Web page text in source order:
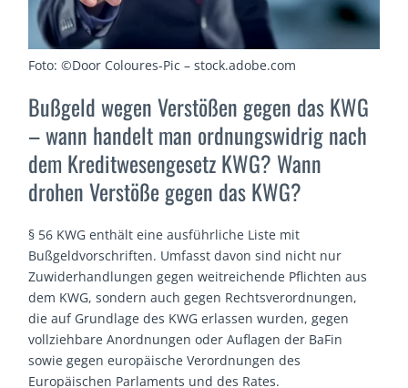
Foto: ©Door Coloures-Pic – stock.adobe.com
Bußgeld wegen Verstößen gegen das KWG
– wann handelt man ordnungswidrig nach
dem Kreditwesengesetz KWG? Wann
drohen Verstöße gegen das KWG?
§ 56 KWG enthält eine ausführliche Liste mit
Bußgeldvorschriften. Umfasst davon sind nicht nur
Zuwiderhandlungen gegen weitreichende Pflichten aus
dem KWG, sondern auch gegen Rechtsverordnungen,
die auf Grundlage des KWG erlassen wurden, gegen
vollziehbare Anordnungen oder Auflagen der BaFin
sowie gegen europäische Verordnungen des
Europäischen Parlaments und des Rates.